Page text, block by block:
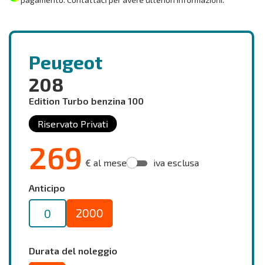
Peugeot
208
Edition Turbo benzina 100
Riservato Privati
269 € al mese iva esclusa
Anticipo
0 2000
Durata del noleggio